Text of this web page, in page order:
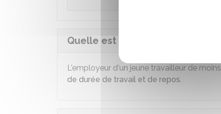
Quelle est la durée du travail
L'employeur d'un jeune travailleur de
de durée de travail et de repos.